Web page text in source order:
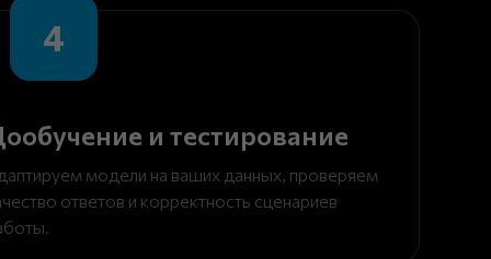
4
и тестирование
модели на ваших данных, проверяем
ответов и корректность сценариев